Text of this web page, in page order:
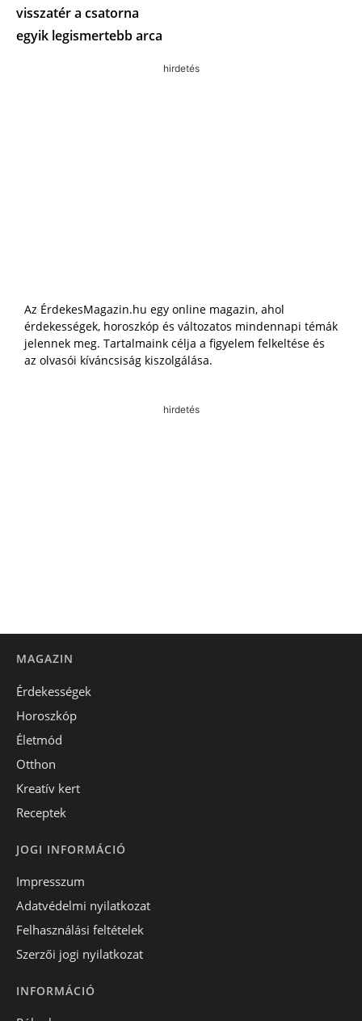
visszatér a csatorna
egyik legismertebb arca
hirdetés
Az ÉrdekesMagazin.hu egy online magazin, ahol
érdekességek, horoszkóp és változatos mindennapi témák
jelennek meg. Tartalmaink célja a figyelem felkeltése és
az olvasói kíváncsiság kiszolgálása.
hirdetés
MAGAZIN
Érdekességek
Horoszkóp
Életmód
Otthon
Kreatív kert
Receptek
JOGI INFORMÁCIÓ
Impresszum
Adatvédelmi nyilatkozat
Felhasználási feltételek
Szerzői jogi nyilatkozat
INFORMÁCIÓ